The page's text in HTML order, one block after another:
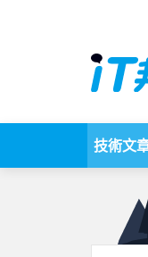
技術文